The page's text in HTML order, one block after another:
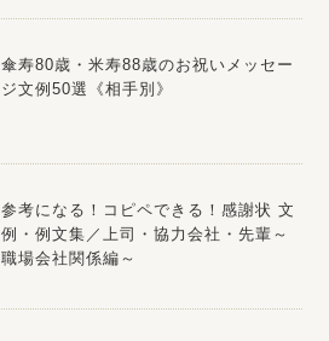
傘寿80歳・米寿88歳のお祝いメッセー
ジ文例50選《相手別》
参考になる！コピペできる！感謝状 文
例・例文集／上司・協力会社・先輩～
職場会社関係編～